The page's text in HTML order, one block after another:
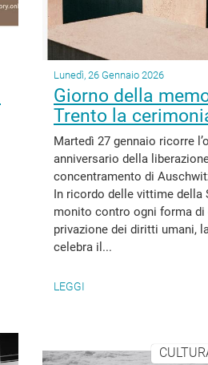
Lunedì, 26 Gennaio 2026
Giorno della
Trento la
Martedì 27 gennaio ricorre
anniversario della
concentramento di
In ricordo delle vittime della
monito contro ogni forma
privazione dei diritti umani,
celebra il...
LEGGI